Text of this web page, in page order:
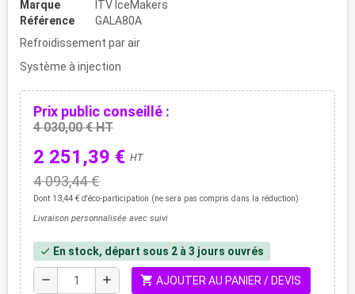
Marque
ITV IceMakers
Référence
GALA80A
Refroidissement par air
Système à injection
Prix public conseillé :
4 030,00 € HT
2 251,39 € HT
4 093,44 €
Dont 13,44 € d'éco-participation (ne sera pas compris dans la réduction)
Livraison personnalisée avec suivi
check En stock, départ sous 2 à 3 jours ouvrés
remove add shopping_cart AJOUTER AU PANIER / DEVIS